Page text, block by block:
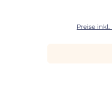
Preise inkl.